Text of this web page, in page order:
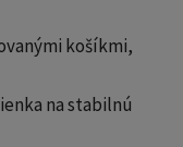
košíkmi,
na stabilnú